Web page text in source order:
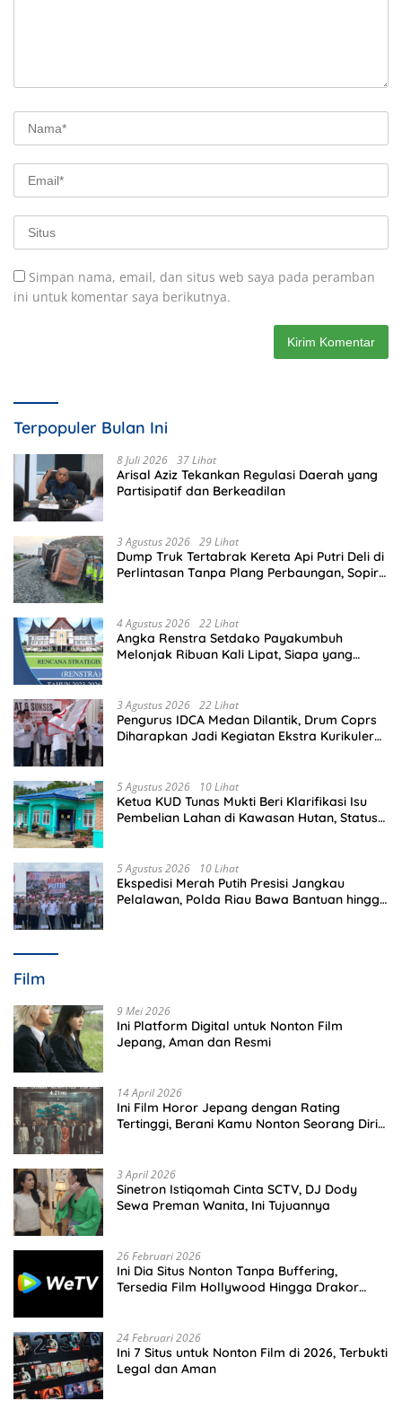
Simpan nama, email, dan situs web saya pada peramban
ini untuk komentar saya berikutnya.
Terpopuler Bulan Ini
8 Juli 2026 37 Lihat
Arisal Aziz Tekankan Regulasi Daerah yang
Partisipatif dan Berkeadilan
3 Agustus 2026 29 Lihat
Dump Truk Tertabrak Kereta Api Putri Deli di
Perlintasan Tanpa Plang Perbaungan, Sopir
4 Agustus 2026 22 Lihat
Angka Renstra Setdako Payakumbuh
Melonjak Ribuan Kali Lipat, Siapa yang
3 Agustus 2026 22 Lihat
Pengurus IDCA Medan Dilantik, Drum Coprs
Diharapkan Jadi Kegiatan Ekstra Kurikuler
5 Agustus 2026 10 Lihat
Ketua KUD Tunas Mukti Beri Klarifikasi Isu
Pembelian Lahan di Kawasan Hutan, Status
5 Agustus 2026 10 Lihat
Ekspedisi Merah Putih Presisi Jangkau
Pelalawan, Polda Riau Bawa Bantuan hingga
Film
9 Mei 2026
Ini Platform Digital untuk Nonton Film
Jepang, Aman dan Resmi
14 April 2026
Ini Film Horor Jepang dengan Rating
Tertinggi, Berani Kamu Nonton Seorang Diri
3 April 2026
Sinetron Istiqomah Cinta SCTV, DJ Dody
Sewa Preman Wanita, Ini Tujuannya
26 Februari 2026
Ini Dia Situs Nonton Tanpa Buffering,
Tersedia Film Hollywood Hingga Drakor
24 Februari 2026
Ini 7 Situs untuk Nonton Film di 2026, Terbukti
Legal dan Aman